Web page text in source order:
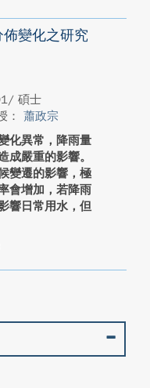
變化之研究
碩士
： 蕭政宗
化異常，降雨量
成嚴重的影響。
變遷的影響，極
會增加，若降雨
響日常用水，但